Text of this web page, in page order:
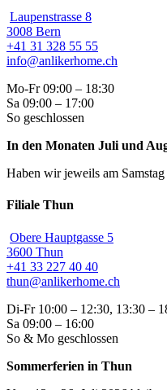
Laupenstrasse 8
3008 Bern
+41 31 328 55 55
info@anlikerhome.ch
Mo-Fr 09:00 – 18:30
Sa 09:00 – 17:00
So geschlossen
In den Monaten Juli und
Haben wir jeweils am
Filiale Thun
Obere Hauptgasse 5
3600 Thun
+41 33 227 40 40
thun@anlikerhome.ch
Di-Fr 10:00 – 12:30, 13:30 –
Sa 09:00 – 16:00
So & Mo geschlossen
Sommerferien in Thun